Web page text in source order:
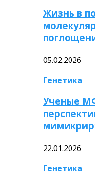
Жизнь в
05.02.2026
Генетика
Ученые
22.01.2026
Генетика